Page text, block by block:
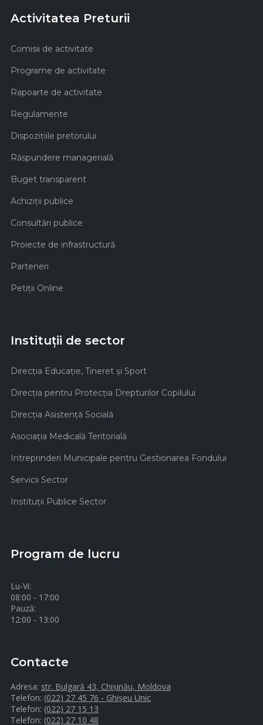
Activitatea Preturii
Comisii de activitate
Programe de activitate
Rapoarte de activitate
Regulamente
Dispozițiile pretorului
Răspundere managerială
Buget transparent
Achiziţii publice
Consultări publice
Proiecte de infrastructură
Parteneri
Petiții Online
Instituții de sector
Direcţia Educaţie, Tineret şi Sport
Direcţia pentru Protecţia Drepturilor Copilului
Direcţia Asistenţă Socială
Asociaţia Medicală Teritorială
Intreprinderi Municipale pentru Gestionarea Fondului
Servicii Sector
Instituţii Publice Sector
Program de lucru
Lu-Vi:
08:00 - 17:00
Pauză:
12:00 - 13:00
Contacte
Adresa: str. Bulgară 43, Chișinău, Moldova
Telefon: (022) 27 45 76 - Ghișeu Unic
Telefon: (022) 27 15 13
Telefon: (022) 27 10 48